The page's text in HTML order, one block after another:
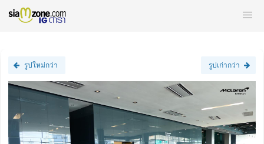
รูปใหม่กว่า รูปเก่ากว่า